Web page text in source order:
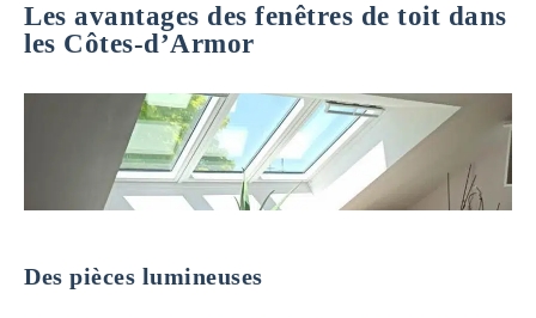
Les avantages des fenêtres de toit dans
les Côtes-d’Armor
Des pièces lumineuses